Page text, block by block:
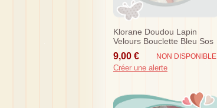
Klorane Doudou Lapin
Velours Bouclette Bleu Sos
9,00 € NON DISPONIBLE
Créer une alerte